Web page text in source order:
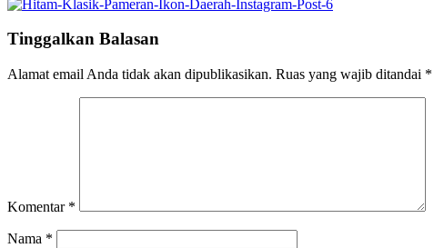
Tinggalkan Balasan
Alamat email Anda tidak akan dipublikasikan. Ruas yang wajib ditandai *
Komentar *
Nama *